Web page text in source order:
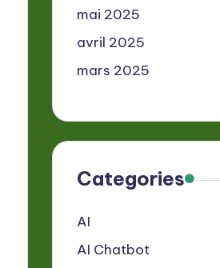
mai 2025
avril 2025
mars 2025
Categories
AI
AI Chatbot